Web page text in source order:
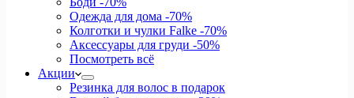
Одежда для дома -70%
Колготки и чулки Falke -70%
Аксессуары для груди -50%
Посмотреть всё
Акции
Резинка для волос в подарок